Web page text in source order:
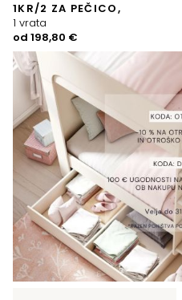
1KR/2 ZA PEČICO,
1 vrata
od 198,80 €